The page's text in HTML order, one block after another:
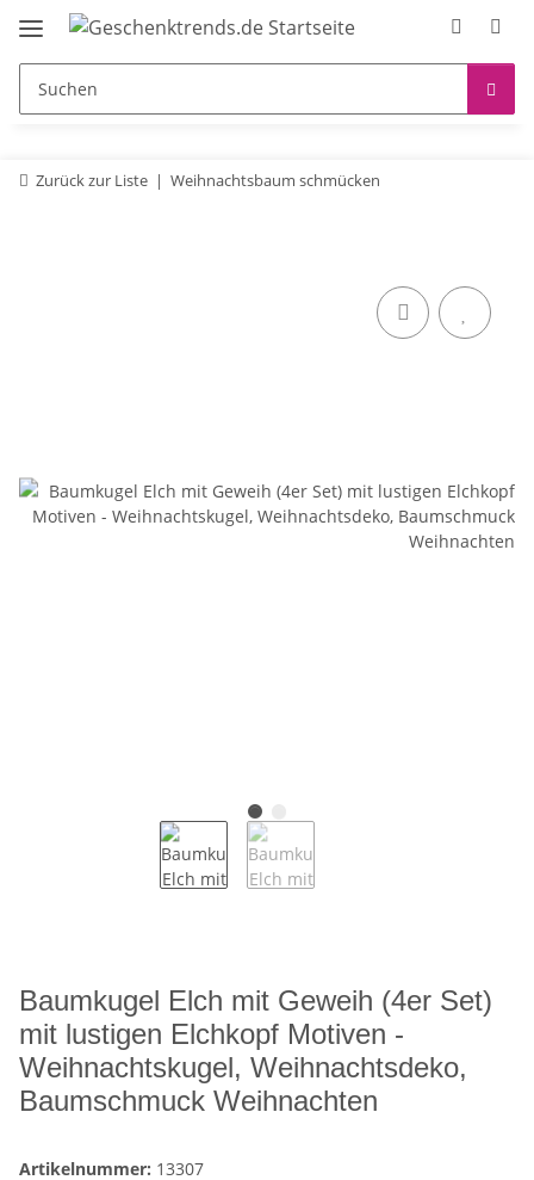
Zurück zur Liste Weihnachtsbaum schmücken
Baumkugel Elch mit Geweih (4er Set)
mit lustigen Elchkopf Motiven -
Weihnachtskugel, Weihnachtsdeko,
Baumschmuck Weihnachten
Artikelnummer: 13307